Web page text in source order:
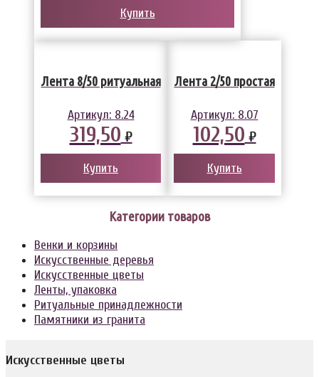
Купить
Лента 8/50 ритуальная
Артикул: 8.24
319,50 ₽
Купить
Лента 2/50 простая
Артикул: 8.07
102,50 ₽
Купить
Категории товаров
Венки и корзины
Искусственные деревья
Искусственные цветы
Ленты, упаковка
Ритуальные принадлежности
Памятники из гранита
Искусственные цветы